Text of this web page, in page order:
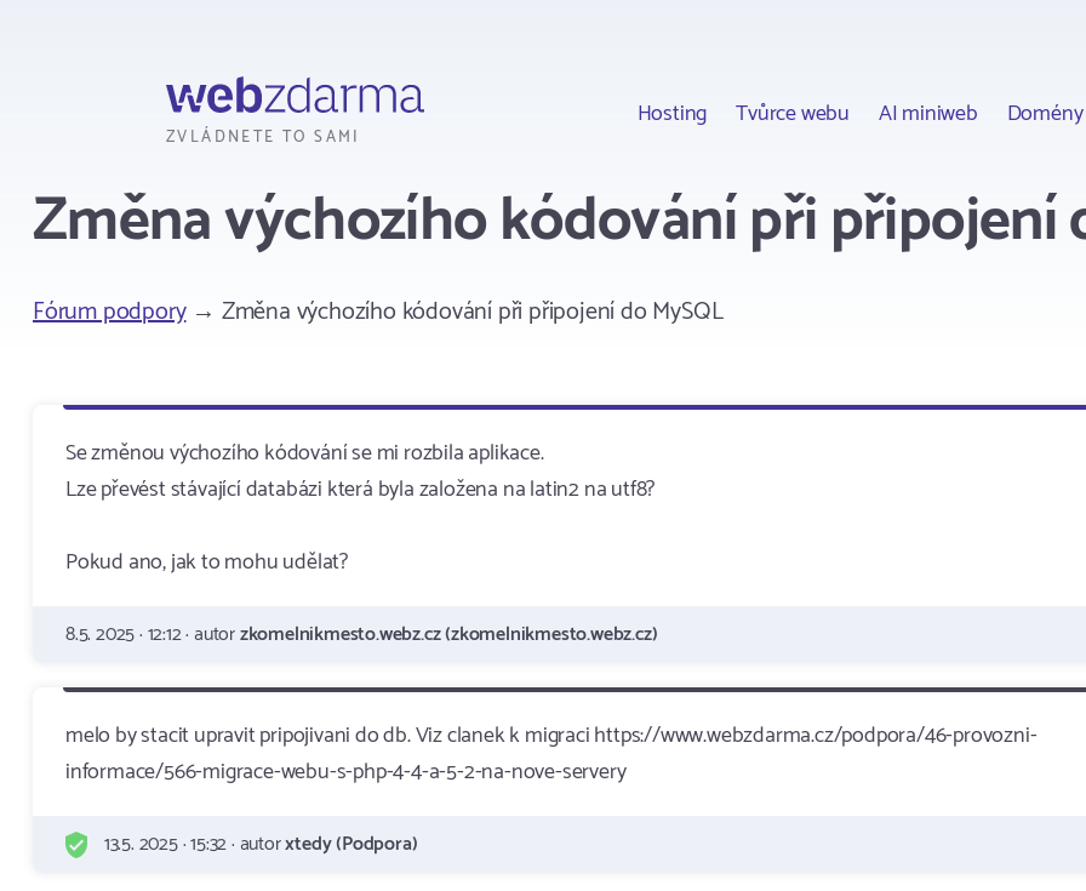
ZVLÁDNETE TO SAMI
Hosting Tvůrce webu AI miniweb Domény
Změna výchozího kódování při připojení
Fórum podpory→ Změna výchozího kódování při připojení do MySQL
Se změnou výchozího kódování se mi rozbila aplikace.
Lze převést stávající databázi která byla založena na latin2 na utf8?
Pokud ano, jak to mohu udělat?
8.5. 2025 · 12:12 · autorzkomelnikmesto.webz.cz (zkomelnikmesto.webz.cz)
melo by stacit upravit pripojivani do db. Viz clanek k migraci https://www.webzdarma.cz/podpora/46-provozni-
informace/566-migrace-webu-s-php-4-4-a-5-2-na-nove-servery
13.5. 2025 · 15:32 · autorxtedy (Podpora)